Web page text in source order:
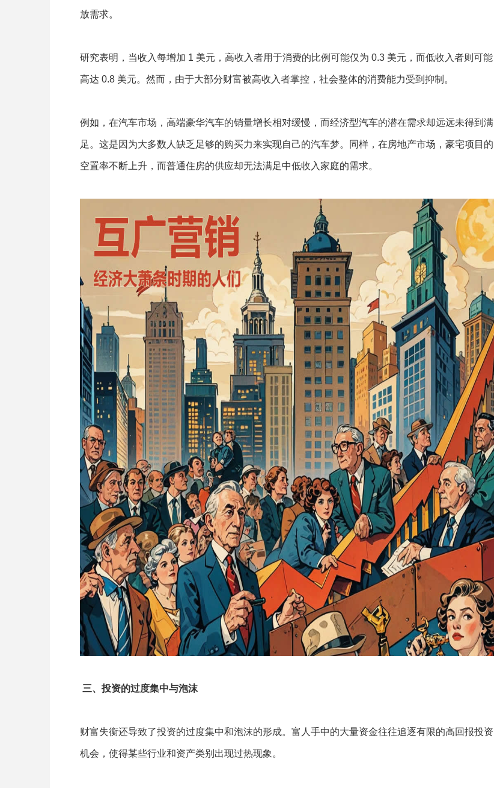
放需求。
研究表明，当收入每增加 1 美元，高收入者用于消费的比例可能仅为 0.3 美元，而低收入者则可能
高达 0.8 美元。然而，由于大部分财富被高收入者掌控，社会整体的消费能力受到抑制。
例如，在汽车市场，高端豪华汽车的销量增长相对缓慢，而经济型汽车的潜在需求却远远未得到满
足。这是因为大多数人缺乏足够的购买力来实现自己的汽车梦。同样，在房地产市场，豪宅项目的
空置率不断上升，而普通住房的供应却无法满足中低收入家庭的需求。
三、投资的过度集中与泡沫
财富失衡还导致了投资的过度集中和泡沫的形成。富人手中的大量资金往往追逐有限的高回报投资
机会，使得某些行业和资产类别出现过热现象。